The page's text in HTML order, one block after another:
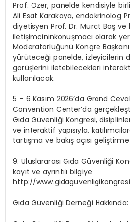
Prof. Özer,paneldekendisiyle
Ali Esat Karakaya, endokrinolog
diyetisyen Prof. Dr. Murat Baş ve
iletişimcininkonuşmacı olarak yer
Moderatörlüğünü Kongre
yürüteceği panelde,izleyicilerin
görüşlerini iletebilecekleri i
kullanılacak.
5 – 6 Kasım 2026’da Grand
Convention Center’da
Gıda Güvenliği Kongresi,
ve interaktif yapısıyla,
tartışma ve bakış açısı geliştirme
9. Uluslararası Gıda Güvenliği
kayıt ve ayrıntılı bilgiye
http://
Gıda Güvenliği Derneği Hakkında: